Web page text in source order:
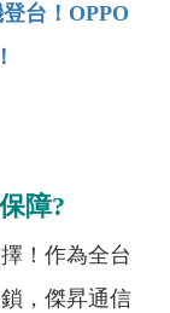
台！OPPO
障?
！作為全台
，傑昇通信